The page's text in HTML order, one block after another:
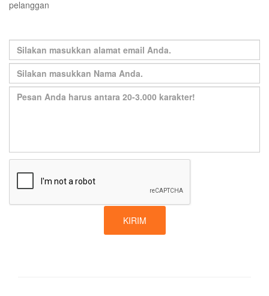
pelanggan
KIRIM